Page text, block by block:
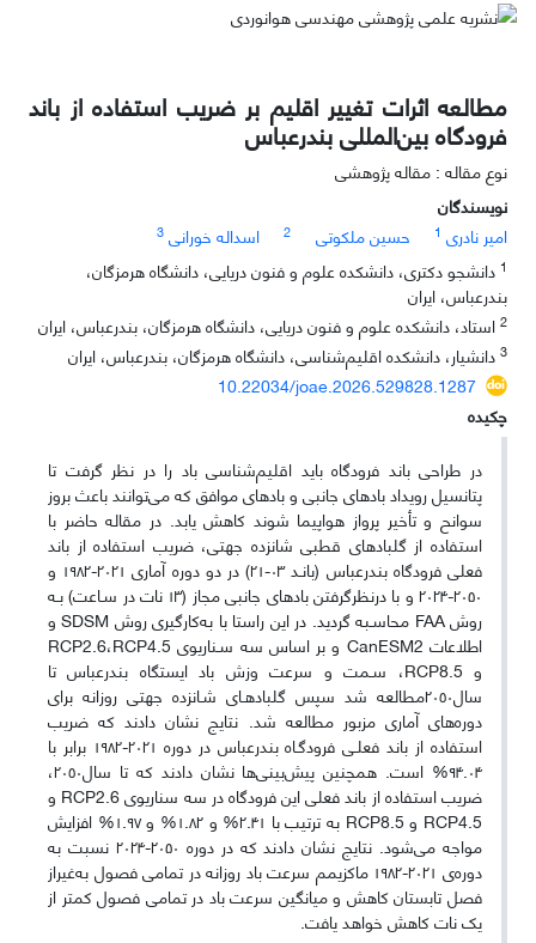
مطالعه اثرات تغییر اقلیم بر ضریب استفاده از باند
فرودگاه بین‌المللی بندرعباس
نوع مقاله : مقاله پژوهشی
نویسندگان
امیر نادری 1 حسین ملکوتی 2 اسداله خورانی 3
1 دانشجو دکتری، دانشکده علوم و فنون دریایی، دانشگاه هرمزگان،
بندرعباس، ایران
2 استاد، دانشکده علوم و فنون دریایی، دانشگاه هرمزگان، بندرعباس، ایران
3 دانشیار، دانشکده اقلیم‌شناسی، دانشگاه هرمزگان، بندرعباس، ایران
10.22034/joae.2026.529828.1287
چکیده
در طراحی باند فرودگاه باید اقلیم‌شناسی باد را در نظر گرفت تا
پتانسیل رویداد بادهای جانبی و بادهای موافق که می‌توانند باعث بروز
سوانح و تأخیر پرواز هواپیما شوند کاهش یابد. در مقاله حاضر با
استفاده از گلبادهای قطبی شانزده جهتی، ضریب استفاده از باند
فعلی فرودگاه بندرعباس (بانـد ۰۳-۲۱) در دو دوره آماری ۲۰۲۱-۱۹۸۲ و
۲۰۵۰-۲۰۲۴ و با درنظرگرفتن بادهای جانبی مجاز (۱۳ نات در سـاعت) بـه
روش FAA محاسـبه گردید. در این راستا با به‌کارگیری روش SDSM و
اطلاعات CanESM2 و بر اساس سه سـناریوی RCP2.6،RCP4.5
و RCP8.5، سـمت و سرعت وزش باد ایستگاه بندرعباس تا
سال٢٠٥٠مطالعه شد سپس گلبادهـای شـانزده جهتی روزانه برای
دوره‌های آماری مزبور مطالعه شد. نتایج نشان دادند که ضریب
استفاده از باند فعلـی فرودگـاه بندرعباس در دوره ۲۰۲۱-۱۹۸۲ برابر با
۹۴.۰۴% است. همچنین پیش‌بینی‌ها نشان دادند که تا سال٢٠٥٠،
ضریب استفاده از باند فعلی این فرودگاه در سه سناریوی RCP2.6 و
RCP4.5 و RCP8.5 به ترتیب با ۲.۴۱% و ۱.۸۲% و ۱.۹۷% افزایش
مواجه می‌شود. نتایج نشان دادند که در دوره ۲۰۵۰-۲۰۲۴ نسبت به
دوره‌ی ۲۰۲۱-۱۹۸۲ ماکزیمم سرعت باد روزانه در تمامی فصول به‌غیراز
فصل تابستان کاهش و میانگین سرعت باد در تمامی فصول کمتر از
یک نات کاهش خواهد یافت.